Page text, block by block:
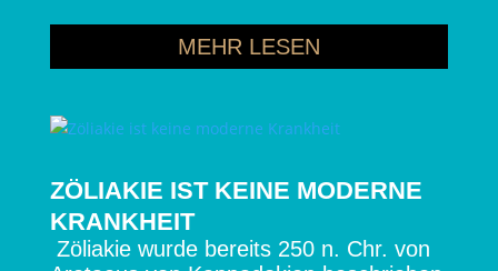
MEHR LESEN
ZÖLIAKIE IST KEINE MODERNE
KRANKHEIT
Zöliakie wurde bereits 250 n. Chr. von